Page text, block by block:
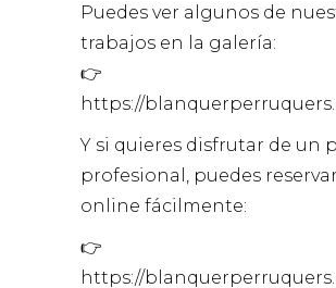
Puedes ver algunos de
trabajos en la galería:
👉
https://
Y si quieres disfrutar de un
profesional, puedes
online fácilmente:
👉
https://